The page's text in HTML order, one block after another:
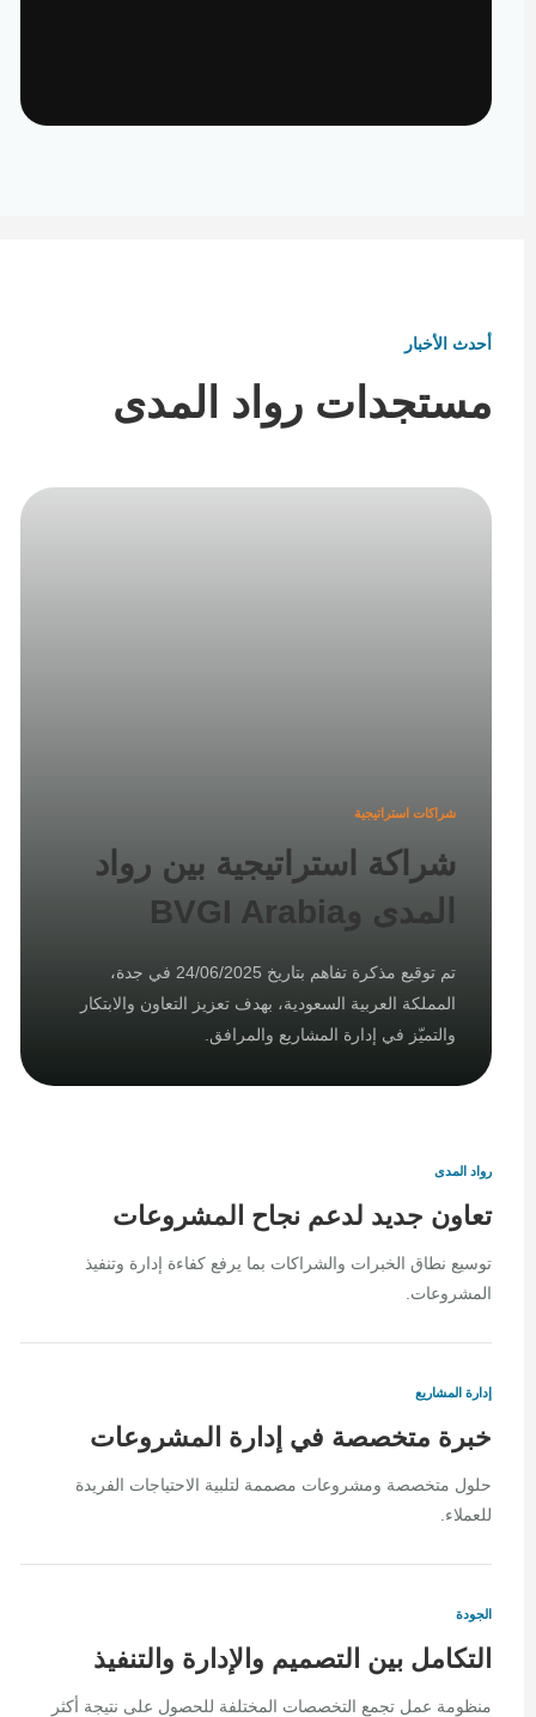
أحدث الأخبار
مستجدات رواد المدى
شراكات استراتيجية
شراكة استراتيجية بين رواد
المدى وBVGI Arabia
تم توقيع مذكرة تفاهم بتاريخ 24/06/2025 في جدة،
المملكة العربية السعودية، بهدف تعزيز التعاون والابتكار
والتميّز في إدارة المشاريع والمرافق.
رواد المدى
تعاون جديد لدعم نجاح المشروعات
توسيع نطاق الخبرات والشراكات بما يرفع كفاءة إدارة وتنفيذ
المشروعات.
إدارة المشاريع
خبرة متخصصة في إدارة المشروعات
حلول متخصصة ومشروعات مصممة لتلبية الاحتياجات الفريدة
للعملاء.
الجودة
التكامل بين التصميم والإدارة والتنفيذ
منظومة عمل تجمع التخصصات المختلفة للحصول على نتيجة أكثر